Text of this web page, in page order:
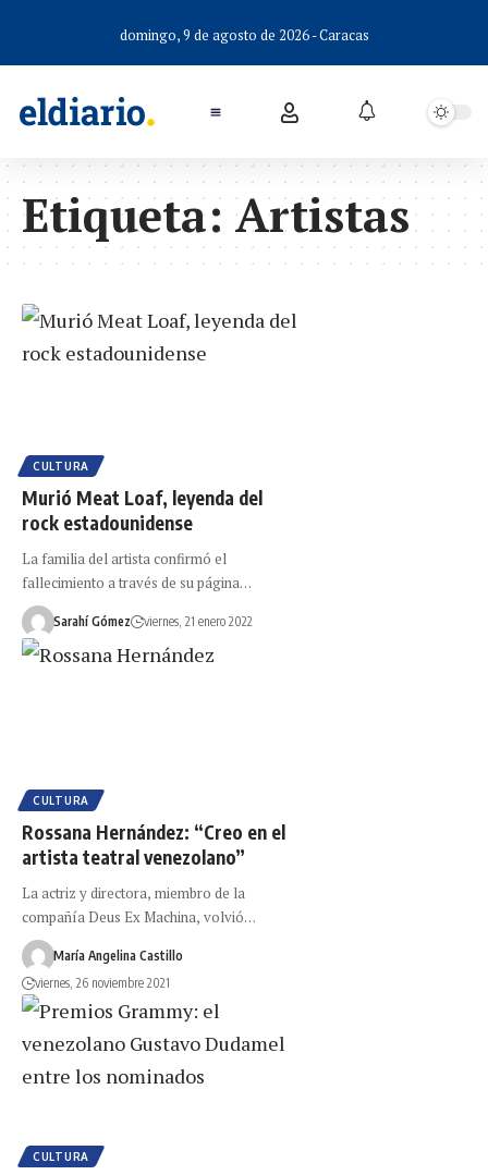
domingo, 9 de agosto de 2026 - Caracas
Etiqueta: Artistas
CULTURA
Murió Meat Loaf, leyenda del
rock estadounidense
La familia del artista confirmó el
fallecimiento a través de su página…
Sarahí Gómez viernes, 21 enero 2022
CULTURA
Rossana Hernández: “Creo en el
artista teatral venezolano”
La actriz y directora, miembro de la
compañía Deus Ex Machina, volvió…
María Angelina Castillo
viernes, 26 noviembre 2021
CULTURA